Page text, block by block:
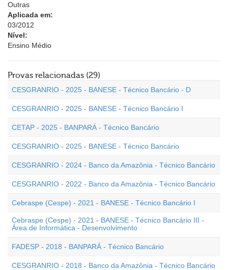
Outras
Aplicada em:
03/2012
Nível:
Ensino Médio
Provas relacionadas (29)
CESGRANRIO - 2025 - BANESE - Técnico Bancário - D
CESGRANRIO - 2025 - BANESE - Técnico Bancário I
CETAP - 2025 - BANPARÁ - Técnico Bancário
CESGRANRIO - 2025 - BANESE - Técnico Bancário
CESGRANRIO - 2024 - Banco da Amazônia - Técnico Bancário
CESGRANRIO - 2022 - Banco da Amazônia - Técnico Bancário
Cebraspe (Cespe) - 2021 - BANESE - Técnico Bancário I
Cebraspe (Cespe) - 2021 - BANESE - Técnico Bancário III -
Área de Informática - Desenvolvimento
FADESP - 2018 - BANPARÁ - Técnico Bancário
CESGRANRIO - 2018 - Banco da Amazônia - Técnico Bancário